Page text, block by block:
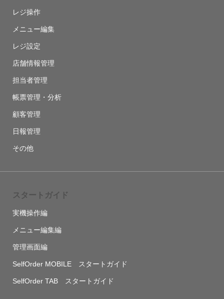
レジ操作
メニュー編集
レジ設定
店舗情報管理
担当者管理
帳票管理・分析
顧客管理
日報管理
その他
スタートガイド
実機操作編
メニュー編集編
管理画面編
SelfOrder MOBILE スタートガイド
SelfOrder TAB スタートガイド